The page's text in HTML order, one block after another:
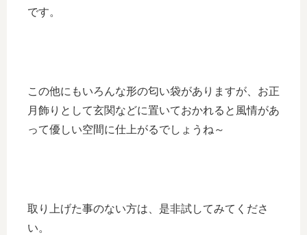
です。
この他にもいろんな形の匂い袋がありますが、お正
月飾りとして玄関などに置いておかれると風情があ
って優しい空間に仕上がるでしょうね～
取り上げた事のない方は、是非試してみてくださ
い。